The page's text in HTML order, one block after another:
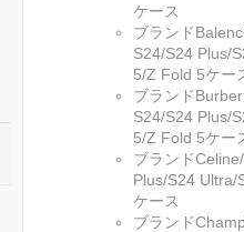
ケース
ブランド
S24/S24 Plus/
5/Z Fold 5ケー
ブランド
S24/S24 Plus/
5/Z Fold 5ケー
ブランド
Plus/S24 Ultra/
ケース
ブランド